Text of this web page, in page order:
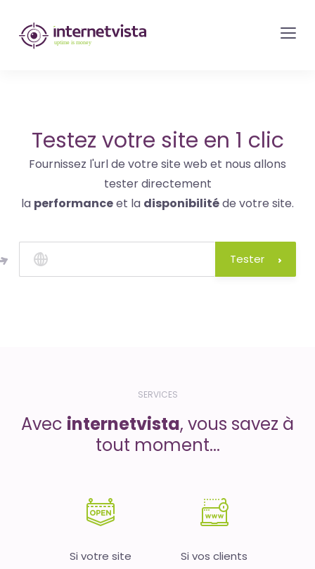
internetvista
monitoring
site
web
et
de
services
internet-
Uptime
is
Testez votre site en 1 clic
Fournissez l'url de votre site web et nous allons
tester directement
la performanceet la disponibilitéde votre site.
Tester
SERVICES
Avec internetvista, vous savez à
tout moment...
Si votre site
Si vos clients